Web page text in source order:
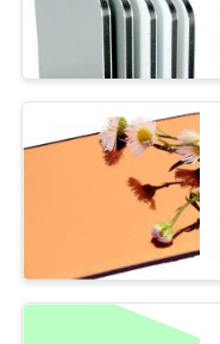
খবর
মামলা
উদ্ধৃতি
অনুরোধ